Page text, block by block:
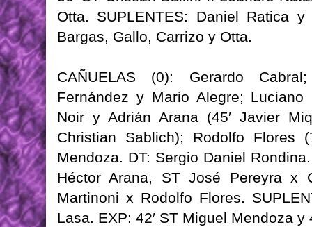
Otta. SUPLENTES: Daniel Ratica y
Bargas, Gallo, Carrizo y Otta.
CAÑUELAS (0): Gerardo
Fernández y Mario Alegre;
Noir y Adrián Arana (45′ Javier
Christian Sablich); Rodolfo Flores
Mendoza. DT: Sergio Daniel
Héctor Arana, ST José Pereyra x
Martinoni x Rodolfo Flores.
Lasa. EXP: 42′ ST Miguel Mendoza y